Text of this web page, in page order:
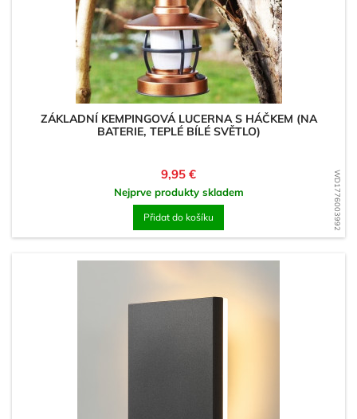
WD1776003992
ZÁKLADNÍ KEMPINGOVÁ LUCERNA S HÁČKEM (NA
BATERIE, TEPLÉ BÍLÉ SVĚTLO)
Cena
9,95 €
Nejprve produkty skladem
Přidat do košíku